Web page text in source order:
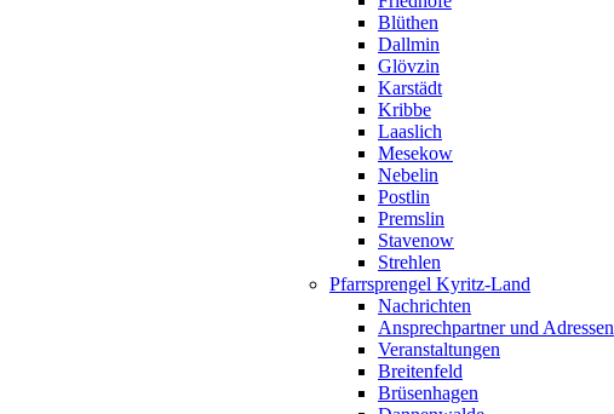
Blüthen
Dallmin
Glövzin
Karstädt
Kribbe
Laaslich
Mesekow
Nebelin
Postlin
Premslin
Stavenow
Strehlen
Pfarrsprengel Kyritz-Land
Nachrichten
Ansprechpartner und Adressen
Veranstaltungen
Breitenfeld
Brüsenhagen